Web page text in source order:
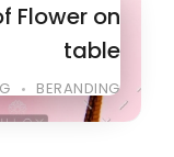
Flower on
table
BERANDING